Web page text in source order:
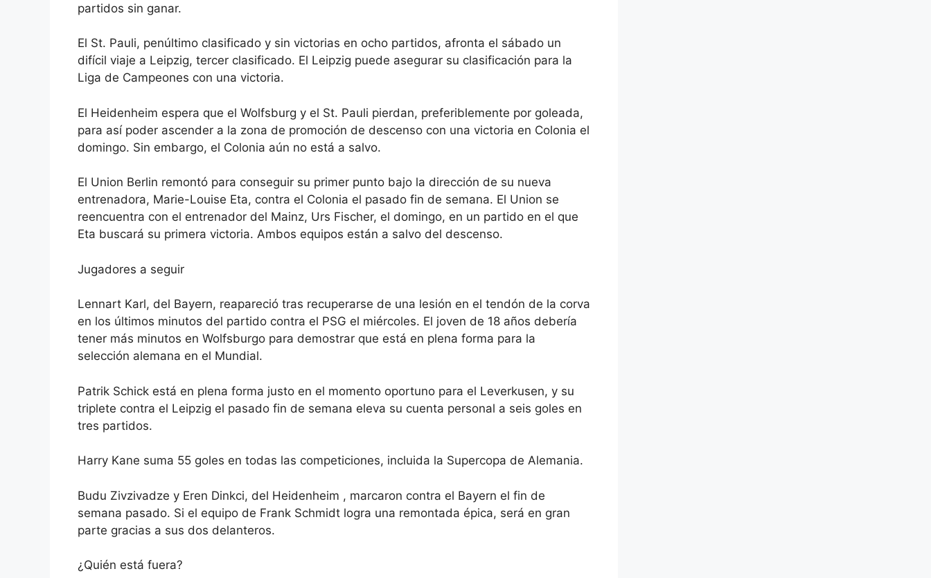
partidos sin ganar.
El St. Pauli, penúltimo clasificado y sin victorias en ocho partidos, afronta el sábado un
difícil viaje a Leipzig, tercer clasificado. El Leipzig puede asegurar su clasificación para la
Liga de Campeones con una victoria.
El Heidenheim espera que el Wolfsburg y el St. Pauli pierdan, preferiblemente por goleada,
para así poder ascender a la zona de promoción de descenso con una victoria en Colonia el
domingo. Sin embargo, el Colonia aún no está a salvo.
El Union Berlin remontó para conseguir su primer punto bajo la dirección de su nueva
entrenadora, Marie-Louise Eta, contra el Colonia el pasado fin de semana. El Union se
reencuentra con el entrenador del Mainz, Urs Fischer, el domingo, en un partido en el que
Eta buscará su primera victoria. Ambos equipos están a salvo del descenso.
Jugadores a seguir
Lennart Karl, del Bayern, reapareció tras recuperarse de una lesión en el tendón de la corva
en los últimos minutos del partido contra el PSG el miércoles. El joven de 18 años debería
tener más minutos en Wolfsburgo para demostrar que está en plena forma para la
selección alemana en el Mundial.
Patrik Schick está en plena forma justo en el momento oportuno para el Leverkusen, y su
triplete contra el Leipzig el pasado fin de semana eleva su cuenta personal a seis goles en
tres partidos.
Harry Kane suma 55 goles en todas las competiciones, incluida la Supercopa de Alemania.
Budu Zivzivadze y Eren Dinkci, del Heidenheim , marcaron contra el Bayern el fin de
semana pasado. Si el equipo de Frank Schmidt logra una remontada épica, será en gran
parte gracias a sus dos delanteros.
¿Quién está fuera?